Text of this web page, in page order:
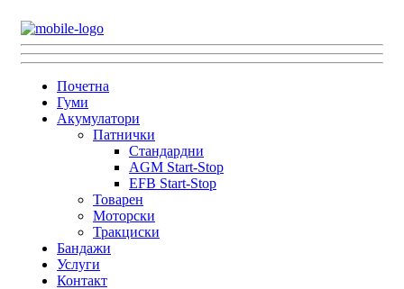
Почетна
Гуми
Акумулатори
Патнички
Стандардни
AGM Start-Stop
EFB Start-Stop
Товарен
Моторски
Тракциски
Бандажи
Услуги
Контакт